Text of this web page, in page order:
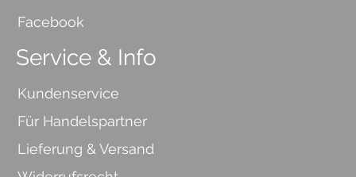
Facebook
Service & Info
Kundenservice
Für Handelspartner
Lieferung & Versand